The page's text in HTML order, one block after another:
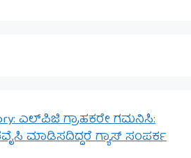
ಎಲ್‌ಪಿಜಿ ಗ್ರಾಹಕರೇ ಗಮನಿಸಿ:
ಮಾಡಿಸದಿದ್ದರೆ ಗ್ಯಾಸ್ ಸಂಪರ್ಕ